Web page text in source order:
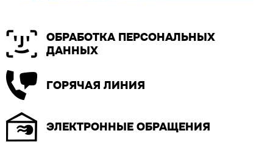
ОБРАБОТКА ПЕРСОНАЛЬНЫХ
ДАННЫХ
ГОРЯЧАЯ ЛИНИЯ
ЭЛЕКТРОННЫЕ ОБРАЩЕНИЯ